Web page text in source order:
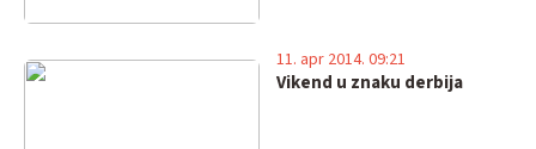
Vikend u znaku derbija
11. apr 2014. 09:21